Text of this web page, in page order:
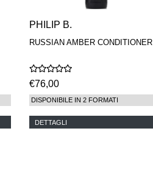
PHILIP B.
RUSSIAN AMBER CONDITIONER
€76,00
DISPONIBILE IN 2 FORMATI
DETTAGLI